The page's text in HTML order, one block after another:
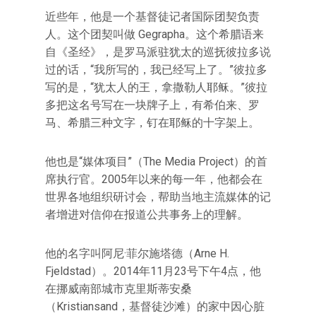
近些年，他是一个基督徒记者国际团契负责
人。这个团契叫做 Gegrapha。这个希腊语来
自《圣经》，是罗马派驻犹太的巡抚彼拉多说
过的话，“我所写的，我已经写上了。”彼拉多
写的是，“犹太人的王，拿撒勒人耶稣。”彼拉
多把这名号写在一块牌子上，有希伯来、罗
马、希腊三种文字，钉在耶稣的十字架上。
他也是“媒体项目”（The Media Project）的首
席执行官。2005年以来的每一年，他都会在
世界各地组织研讨会，帮助当地主流媒体的记
者增进对信仰在报道公共事务上的理解。
他的名字叫阿尼·菲尔施塔德（Arne H.
Fjeldstad）。2014年11月23号下午4点，他
在挪威南部城市克里斯蒂安桑
（Kristiansand，基督徒沙滩）的家中因心脏